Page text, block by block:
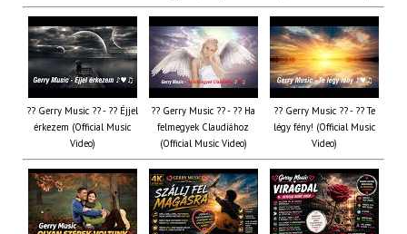
?? Gerry Music ?? - ?? Éjjel
érkezem (Official Music
Video)
?? Gerry Music ?? - ?? Ha
felmegyek Claudiához
(Official Music Video)
?? Gerry Music ?? - ?? Te
légy fény! (Official Music
Video)